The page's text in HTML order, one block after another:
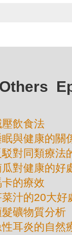
壓飲食法
眠與健康的關
對同類療法
瓜對健康的好
的療效
菜汁的20大好
髮礦物質分析
性耳炎的自然